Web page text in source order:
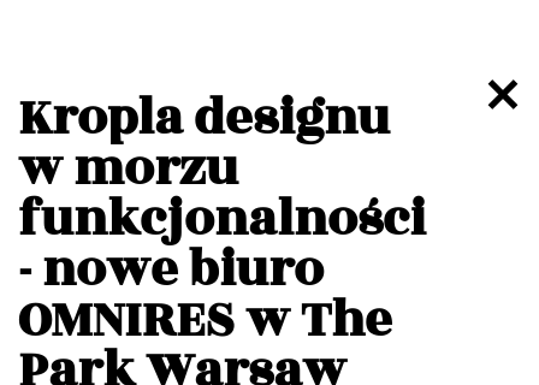
Kropla designu
w morzu
funkcjonalności
- nowe biuro
OMNIRES w The